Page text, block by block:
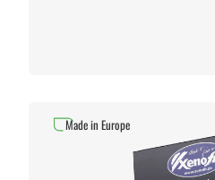
Made in Europe